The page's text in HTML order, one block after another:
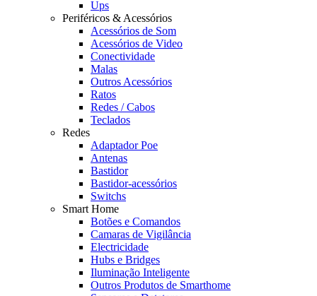
Ups
Periféricos & Acessórios
Acessórios de Som
Acessórios de Video
Conectividade
Malas
Outros Acessórios
Ratos
Redes / Cabos
Teclados
Redes
Adaptador Poe
Antenas
Bastidor
Bastidor-acessórios
Switchs
Smart Home
Botões e Comandos
Camaras de Vigilância
Electricidade
Hubs e Bridges
Iluminação Inteligente
Outros Produtos de Smarthome